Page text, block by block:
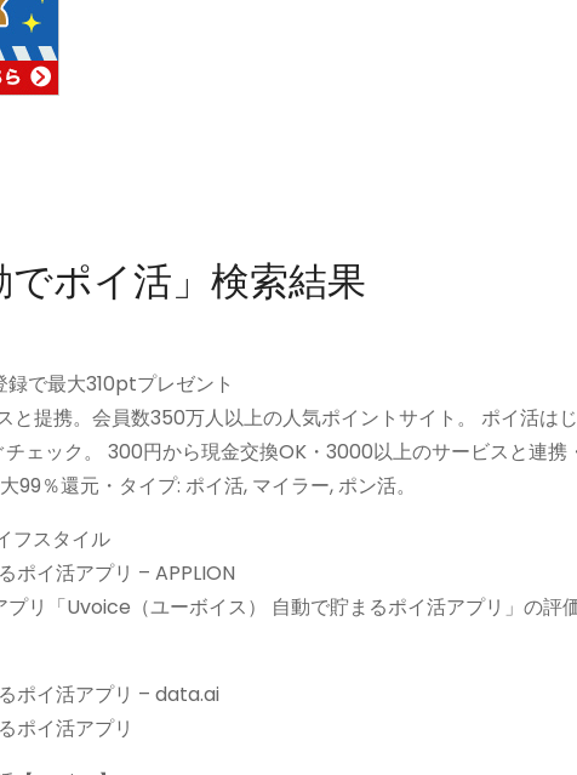
でポイ活」検索結果
で最大310ptプレゼント
提携。会員数350万人以上の人気ポイントサイト。 ポイ活は
ェック。 300円から現金交換OK・3000以上のサービスと連携
％還元・タイプ: ポイ活, マイラー, ポン活。
フスタイル
ポイ活アプリ – APPLION
リ「Uvoice（ユーボイス） 自動で貯まるポイ活アプリ」の評
ポイ活アプリ – data.ai
ポイ活アプリ